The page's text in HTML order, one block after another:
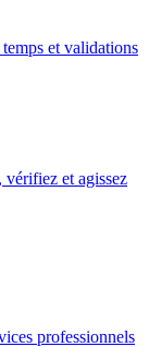
et validations
et agissez
professionnels